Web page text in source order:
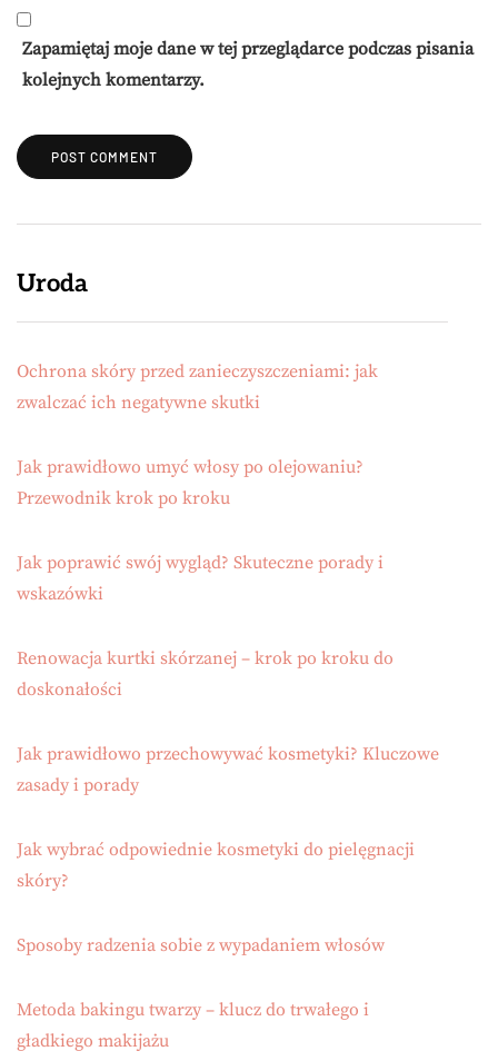
Zapamiętaj moje dane w tej przeglądarce podczas pisania
kolejnych komentarzy.
Uroda
Ochrona skóry przed zanieczyszczeniami: jak
zwalczać ich negatywne skutki
Jak prawidłowo umyć włosy po olejowaniu?
Przewodnik krok po kroku
Jak poprawić swój wygląd? Skuteczne porady i
wskazówki
Renowacja kurtki skórzanej – krok po kroku do
doskonałości
Jak prawidłowo przechowywać kosmetyki? Kluczowe
zasady i porady
Jak wybrać odpowiednie kosmetyki do pielęgnacji
skóry?
Sposoby radzenia sobie z wypadaniem włosów
Metoda bakingu twarzy – klucz do trwałego i
gładkiego makijażu